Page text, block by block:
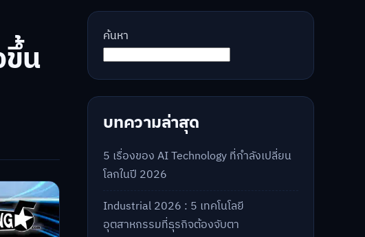
ขึ้น
ค้นหา
บทความล่าสุด
5 เรื่องของ AI Technology ที่กำลังเปลี่ยน
โลกในปี 2026
Industrial 2026 : 5 เทคโนโลยี
อุตสาหกรรมที่ธุรกิจต้องจับตา